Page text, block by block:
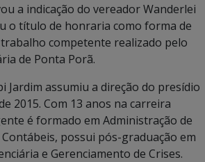
a indicação do vereador Wanderlei
o título de honraria como forma de
competente realizado pelo
de Ponta Porã.
Jardim assumiu a direção do presídio
2015. Com 13 anos na carreira
é formado em Administração de
Contábeis, possui pós-graduação em
e Gerenciamento de Crises.